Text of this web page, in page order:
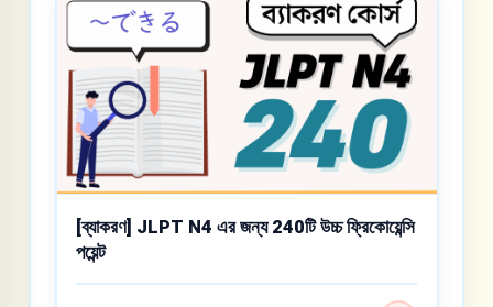
[ব্যাকরণ] JLPT N4 এর জন্য 240টি উচ্চ ফ্রিকোয়েন্সি
পয়েন্ট